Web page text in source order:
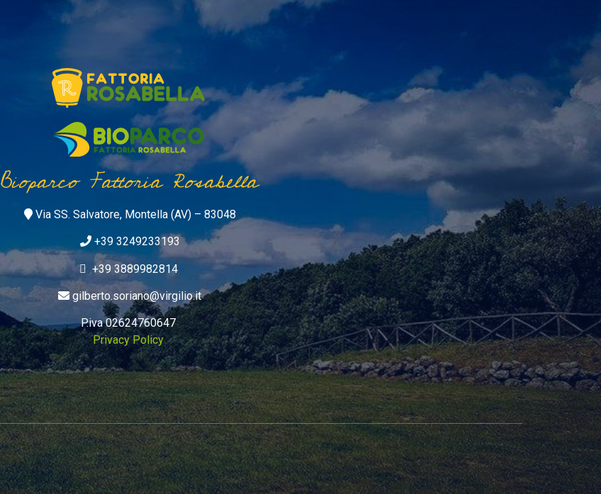
Bioparco Fattoria Rosabella
Via SS. Salvatore, Montella (AV) – 83048
+39 3249233193
+39 3889982814
gilberto.soriano@virgilio.it
P.iva 02624760647
Privacy Policy